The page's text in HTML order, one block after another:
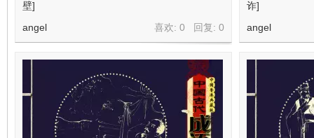
壁]
喜欢: 0 回复: 0
angel
诈]
angel